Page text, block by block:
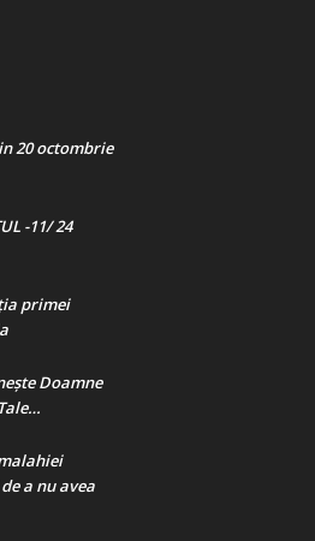
20 octombrie
-11/ 24
primei
Doamne
a nu avea